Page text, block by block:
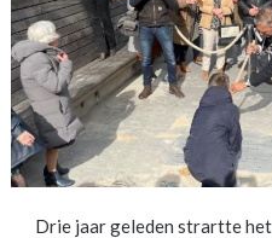
Drie jaar geleden strartte